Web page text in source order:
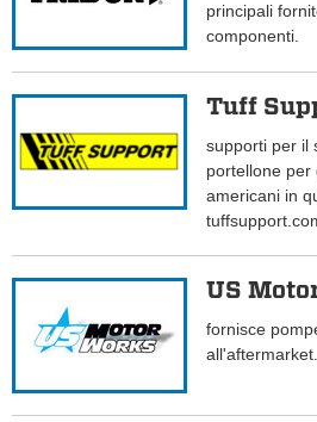
principali
componenti.
Tuff
supporti per il
portellone per
americani in
US
fornisce
all'aftermarket.